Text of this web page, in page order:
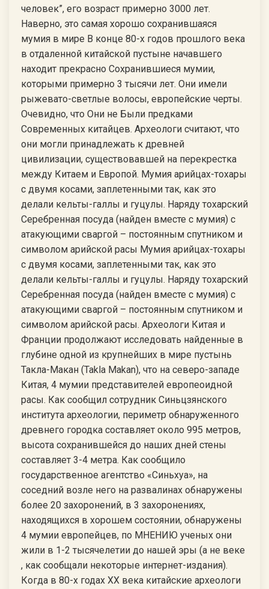
человек”, его возраст примерно 3000 лет.
Наверно, это самая хорошо сохранившаяся
мумия в мире В конце 80-х годов прошлого века
в отдаленной китайской пустыне начавшего
находит прекрасно Сохранившиеся мумии,
которыми примерно 3 тысячи лет. Они имели
рыжевато-светлые волосы, европейские черты.
Очевидно, что Они не Были предками
Современных китайцев. Археологи считают, что
они могли принадлежать к древней
цивилизации, существовавшей на перекрестка
между Китаем и Европой. Мумия арийцах-тохары
с двумя косами, заплетенными так, как это
делали кельты-галлы и гуцулы. Наряду тохарский
Серебренная посуда (найден вместе с мумия) с
атакующими сваргой – постоянным спутником и
символом арийской расы Мумия арийцах-тохары
с двумя косами, заплетенными так, как это
делали кельты-галлы и гуцулы. Наряду тохарский
Серебренная посуда (найден вместе с мумия) с
атакующими сваргой – постоянным спутником и
символом арийской расы. Археологи Китая и
Франции продолжают исследовать найденные в
глубине одной из крупнейших в мире пустынь
Такла-Макан (Takla Makan), что на северо-западе
Китая, 4 мумии представителей европеoидной
расы. Как сообщил сотрудник Синьцзянского
института археологии, периметр обнаруженного
древнего городка составляет около 995 метров,
высота сохранившейся до наших дней стены
составляет 3-4 метра. Как сообщило
государственное агентство «Синьхуа», на
соседний возле него на развалинах обнаружены
более 20 захоронений, в 3 захоронениях,
находящихся в хорошем состоянии, обнаружены
4 мумии европейцев, по МНЕНИЮ ученых они
жили в 1-2 тысячелетии до нашей эры (а не веке
, как сообщали некоторые интернет-издания).
Когда в 80-х годах ХХ века китайские археологи